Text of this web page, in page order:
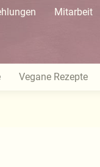
Mitarbeit
Vegane Rezepte